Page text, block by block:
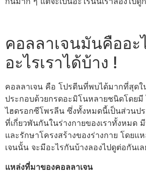
คอลลาเจนมันคืออะ
อะไรเราได้บ้าง !
คอลลาเจน คือ โปรตีนที่พบได้มากที่สุดใ
ประกอบด้วยกรดอะมิโนหลายชนิดโดย
ไฮดรอกซีโพรลีน ซึ่งทั้งหมดนี้เป็นส่วนป
ที่เกี่ยวพันกันในร่างกายของเราทั้งหมด
และรักษาโครงสร้างของร่างกาย โดยแ
เจนนั้น จะมีอะไรกันบ้างลองไปดูต่อกันเล
แหล่งที่มาของคอลลาเจน